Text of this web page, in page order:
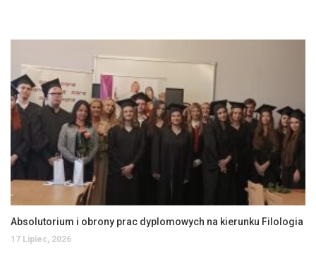
Absolutorium i obrony prac dyplomowych na kierunku Filologia
17 Lipiec, 2026